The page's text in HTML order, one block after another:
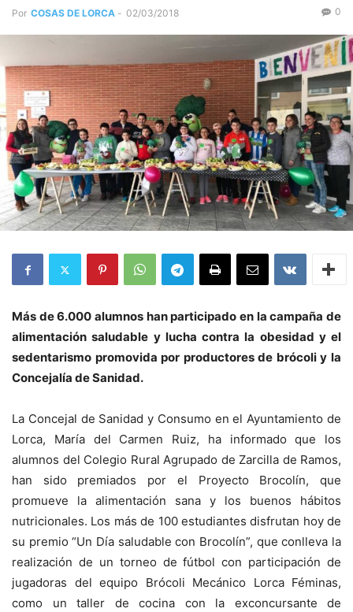
Por COSAS DE LORCA - 02/03/2018 0
Más de 6.000 alumnos han participado en la campaña de
alimentación saludable y lucha contra la obesidad y el
sedentarismo promovida por productores de brócoli y la
Concejalía de Sanidad.
La Concejal de Sanidad y Consumo en el Ayuntamiento de
Lorca, María del Carmen Ruiz, ha informado que los
alumnos del Colegio Rural Agrupado de Zarcilla de Ramos,
han sido premiados por el Proyecto Brocolín, que
promueve la alimentación sana y los buenos hábitos
nutricionales. Los más de 100 estudiantes disfrutan hoy de
su premio “Un Día saludable con Brocolín”, que conlleva la
realización de un torneo de fútbol con participación de
jugadoras del equipo Brócoli Mecánico Lorca Féminas,
como un taller de cocina con la exconcursante de